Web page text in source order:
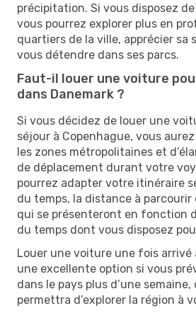
précipitation. Si vous disposez
vous pourrez explorer plus en
quartiers de la ville, apprécier sa
vous détendre dans ses parcs.
Faut-il louer une voiture
dans Danemark ?
Si vous décidez de louer une
séjour à Copenhague, vous
les zones métropolitaines et
de déplacement durant votre
pourrez adapter votre itinéraire
du temps, la distance à
qui se présenteront en fonction
du temps dont vous disposez
Louer une voiture une fois arrivé
une excellente option si vous
dans le pays plus d’une
permettra d’explorer la région à